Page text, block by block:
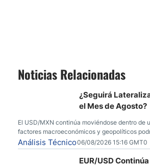
Noticias Relacionadas
¿Seguirá
el Mes de Agosto?
El USD/MXN continúa moviéndose dentro de
factores macroeconómicos y geopolíticos
ha dominado al mercado en las últimas
Análisis Técnico06/08/2026 15:16 GMT0
EUR/USD